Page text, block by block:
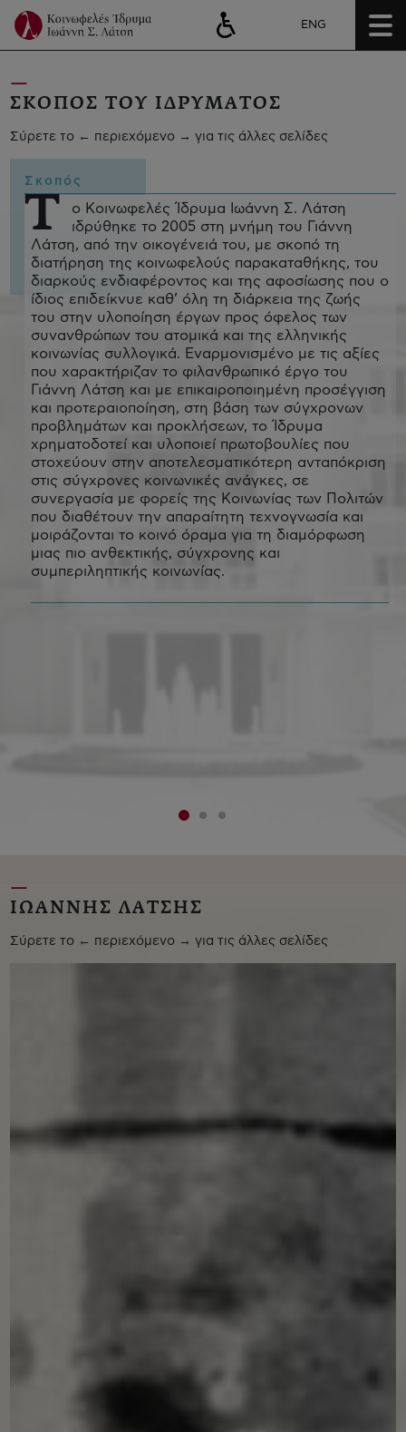
ENG
ΣΚΟΠΟΣ ΤΟΥ ΙΔΡΥΜΑΤΟΣ
Σύρετε το ← περιεχόμενο → για τις άλλες σελίδες
Σκοπός
T
ο Κοινωφελές Ίδρυμα Ιωάννη Σ. Λάτση
ιδρύθηκε το 2005 στη μνήμη του Γιάννη
Λάτση, από την οικογένειά του, με σκοπό τη
διατήρηση της κοινωφελούς παρακαταθήκης, του
διαρκούς ενδιαφέροντος και της αφοσίωσης που ο
ίδιος επιδείκνυε καθ’ όλη τη διάρκεια της ζωής
του στην υλοποίηση έργων προς όφελος των
συνανθρώπων του ατομικά και της ελληνικής
κοινωνίας συλλογικά. Εναρμονισμένο με τις αξίες
που χαρακτήριζαν το φιλανθρωπικό έργο του
Γιάννη Λάτση και με επικαιροποιημένη προσέγγιση
και προτεραιοποίηση, στη βάση των σύγχρονων
προβλημάτων και προκλήσεων, το Ίδρυμα
χρηματοδοτεί και υλοποιεί πρωτοβουλίες που
στοχεύουν στην αποτελεσματικότερη ανταπόκριση
στις σύγχρονες κοινωνικές ανάγκες, σε
συνεργασία με φορείς της Κοινωνίας των Πολιτών
που διαθέτουν την απαραίτητη τεχνογνωσία και
μοιράζονται το κοινό όραμα για τη διαμόρφωση
μιας πιο ανθεκτικής, σύγχρονης και
συμπεριληπτικής κοινωνίας.
ΙΩΑΝΝΗΣ ΛΑΤΣΗΣ
Σύρετε το ← περιεχόμενο → για τις άλλες σελίδες